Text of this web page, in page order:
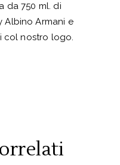
da 750 ml. di
Albino Armani e
col nostro logo.